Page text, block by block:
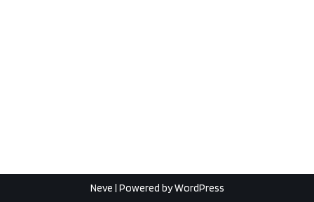
Neve | Powered byWordPress